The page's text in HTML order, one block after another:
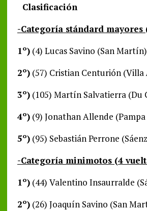
Clasificación
-Categoría stándard mayores
1º)(4) Lucas Savino (San Martín)
2º)(57) Cristian Centurión (Villa
3º)(105) Martín Salvatierra (Du
4º)(9) Jonathan Allende
5º)(95) Sebastián Perrone
-Categoría minimotos (4
1º)(44) Valentino Insaurralde
2º)(26) Joaquín Savino (San